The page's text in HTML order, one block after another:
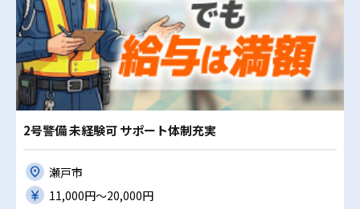
2号警備 未経験可 サポート体制充実
瀬戸市
11,000円〜20,000円